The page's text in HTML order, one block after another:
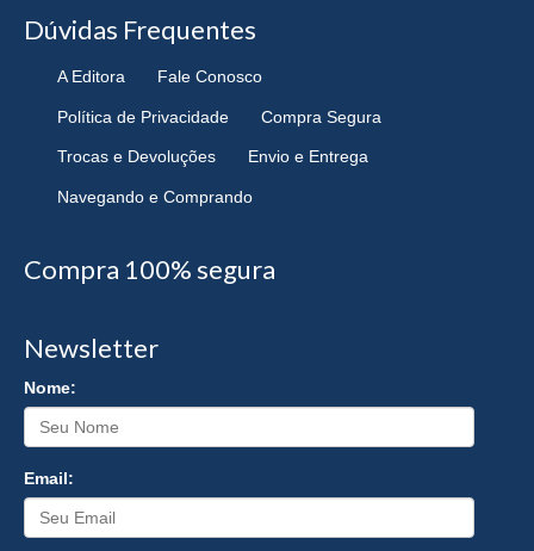
Dúvidas Frequentes
A Editora Fale Conosco
Política de Privacidade Compra Segura
Trocas e Devoluções Envio e Entrega
Navegando e Comprando
Compra 100% segura
Newsletter
Nome:
Email: